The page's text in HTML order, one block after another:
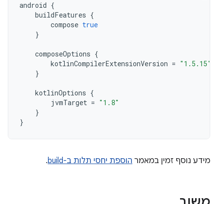
android {
buildFeatures {
compose true
}
composeOptions {
kotlinCompilerExtensionVersion = "1.5.15"
}
kotlinOptions {
jvmTarget = "1.8"
}
}
מידע נוסף זמין במאמר הוספת יחסי תלות ב-build .